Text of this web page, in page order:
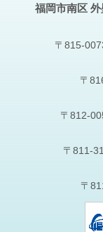
福岡市南区
〒815-
〒
〒812-
〒811-
〒